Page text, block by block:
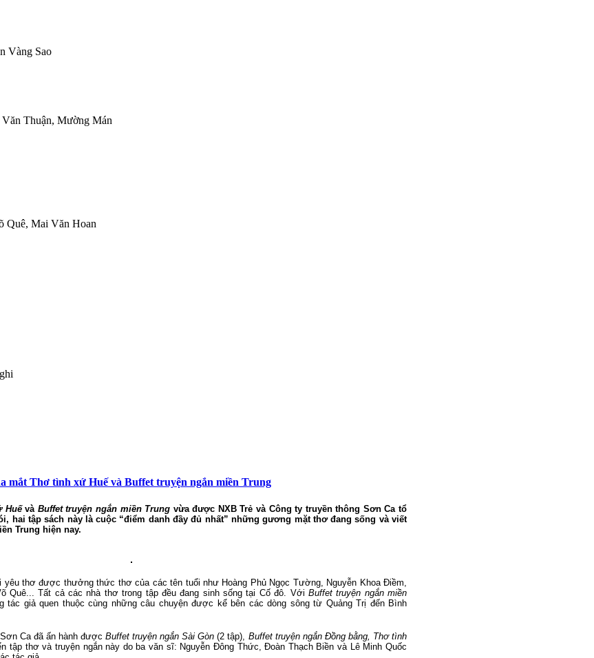
Vàng Sao
Thuận, Mường Mán
Quê, Mai Văn Hoan
mắt Thơ tình xứ Huế và Buffet truyện ngắn miền Trung
Huếvà Buffet truyện ngắn miền Trung vừa được NXB Trẻ và Công ty truyền thông Sơn Ca tổ
hai tập sách này là cuộc “điểm danh đầy đủ nhất” những gương mặt thơ đang sống và viết
Trung hiện nay.
thơ được thưởng thức thơ của các tên tuổi như Hoàng Phủ Ngọc Tường, Nguyễn Khoa Điềm,
Quê... Tất cả các nhà thơ trong tập đều đang sinh sống tại Cố đô. Với Buffet truyện ngắn miền
tác giả quen thuộc cùng những câu chuyện được kể bên các dòng sông từ Quảng Trị đến Bình
Ca đã ấn hành được Buffet truyện ngắn Sài Gòn (2 tập), Buffet truyện ngắn Đồng bằng, Thơ tình
tập thơ và truyện ngắn này do ba văn sĩ: Nguyễn Đông Thức, Đoàn Thạch Biền và Lê Minh Quốc